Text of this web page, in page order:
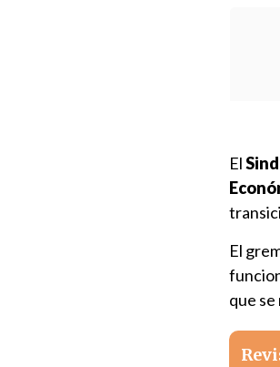
El
El
que